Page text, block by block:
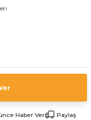
Haber Ver
Paylaş